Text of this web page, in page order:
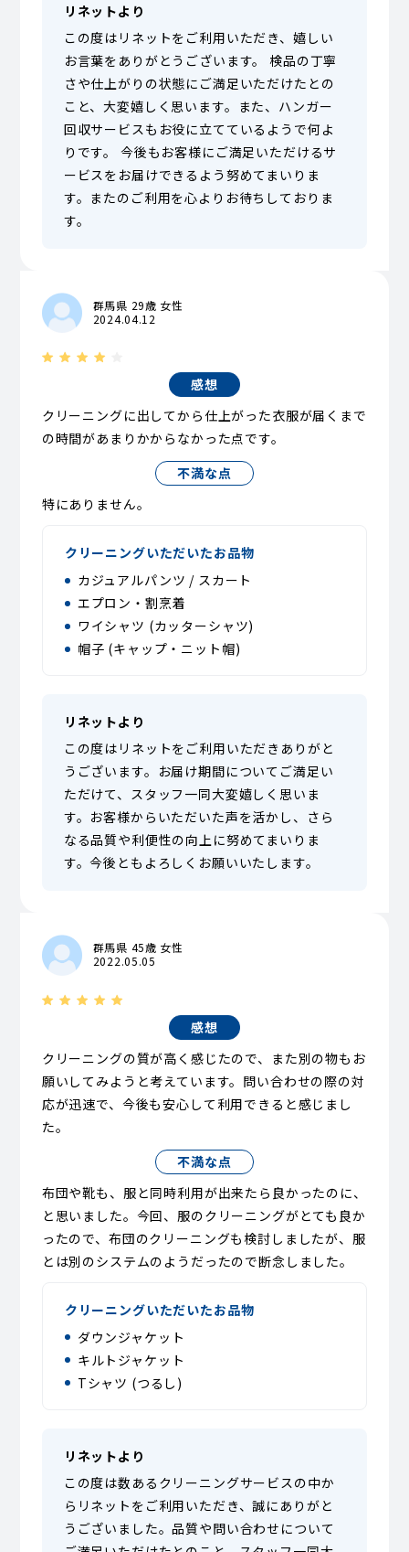
リネットより
この度はリネットをご利用いただき、嬉しい
お言葉をありがとうございます。 検品の丁寧
さや仕上がりの状態にご満足いただけたとの
こと、大変嬉しく思います。また、ハンガー
回収サービスもお役に立てているようで何よ
りです。 今後もお客様にご満足いただけるサ
ービスをお届けできるよう努めてまいりま
す。またのご利用を心よりお待ちしておりま
す。
群馬県 29歳 女性
2024.04.12
感想
クリーニングに出してから仕上がった衣服が届くまで
の時間があまりかからなかった点です。
不満な点
特にありません。
クリーニングいただいたお品物
カジュアルパンツ / スカート
エプロン・割烹着
ワイシャツ (カッターシャツ)
帽子 (キャップ・ニット帽)
リネットより
この度はリネットをご利用いただきありがと
うございます。お届け期間についてご満足い
ただけて、スタッフ一同大変嬉しく思いま
す。お客様からいただいた声を活かし、さら
なる品質や利便性の向上に努めてまいりま
す。今後ともよろしくお願いいたします。
群馬県 45歳 女性
2022.05.05
感想
クリーニングの質が高く感じたので、また別の物もお
願いしてみようと考えています。問い合わせの際の対
応が迅速で、今後も安心して利用できると感じまし
た。
不満な点
布団や靴も、服と同時利用が出来たら良かったのに、
と思いました。今回、服のクリーニングがとても良か
ったので、布団のクリーニングも検討しましたが、服
とは別のシステムのようだったので断念しました。
クリーニングいただいたお品物
ダウンジャケット
キルトジャケット
Tシャツ (つるし)
リネットより
この度は数あるクリーニングサービスの中か
らリネットをご利用いただき、誠にありがと
うございました。品質や問い合わせについて